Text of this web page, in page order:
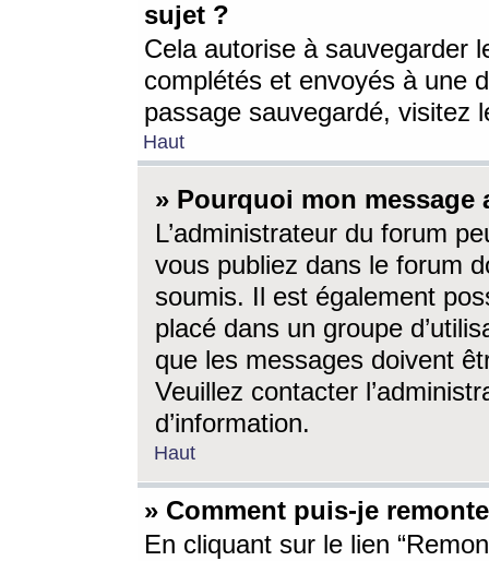
sujet ?
Cela autorise à sauvegarder
complétés et envoyés à une
passage sauvegardé, visitez
Haut
» Pourquoi mon message
L’administrateur du forum
vous publiez dans le forum
soumis. Il est également
placé dans un groupe
que les messages doivent
Veuillez contacter
d’information.
Haut
» Comment puis-je
En cliquant sur le lien